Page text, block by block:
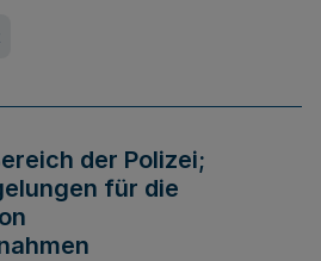
der Polizei;
für die